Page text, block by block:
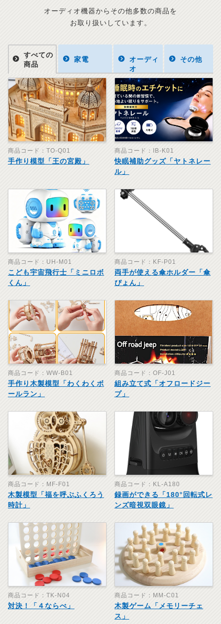
オーディオ機器からその他多数の商品を
お取り扱いしています。
すべての
商品
家電
オーディ
オ
その他
商品コード：TO-Q01
手作り模型「王の宮殿」
商品コード：IB-K01
快眠補助グッズ「ヤトネレー
ル」
商品コード：UH-M01
こども宇宙飛行士「ミニロボ
くん」
商品コード：KF-P01
両手が使える傘ホルダー「傘
ぴょん」
商品コード：WW-B01
手作り木製模型「わくわくボ
ールラン」
商品コード：OF-J01
組み立て式「オフロードジー
プ」
商品コード：MF-F01
木製模型「福を呼ぶふくろう
時計」
商品コード：KL-A180
録画ができる「180°回転式レ
ンズ暗視双眼鏡」
商品コード：TK-N04
対決！「４ならべ」
商品コード：MM-C01
木製ゲーム「メモリーチェ
ス」